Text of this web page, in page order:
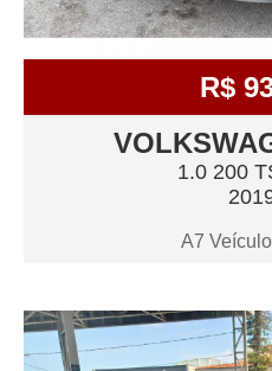
R$
1.0 200
A7